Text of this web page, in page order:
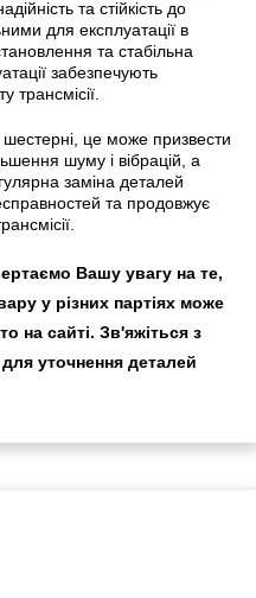
та стійкість до
для експлуатації в
та стабільна
забезпечують
трансмісії.
це може призвести
шуму і вібрацій, а
заміна деталей
та продовжує
Вашу увагу на те,
у різних партіях може
на сайті. Зв'яжіться з
уточнення деталей